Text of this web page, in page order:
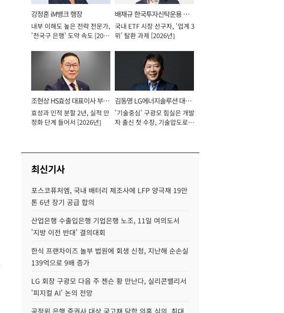
강정훈 iM뱅크 행장
내부 이해도 높은 전략 전문가,
'전국구 은행' 도약 속도 [2026
배재규 한국투자신탁운용 대
표이사 사장
국내 ETF 시장 선구자, '업계 3
위' 탈환 과제 [2026년]
조현상 HS효성 대표이사 부회
장
효성과 인적 분할 2년, 실적 안
정화 단계 들어서 [2026년]
김동명 LG에너지솔루션 대표
이사 사장
'기술중심' 구광모 힘실은 개발
자 출신 첫 수장, 기술압도로
최신기사
포스코퓨처엠, 국내 배터리 제조사에 LFP 양극재 19만
톤 6년 장기 공급 합의
산업은행 수출입은행 기업은행 노조, 11일 여의도서
'지방 이전 반대' 결의대회
한식 프랜차이즈 놀부 법원에 회생 신청, 지난해 순손실
139억으로 9배 증가
LG 회장 구광모 다음 주 젠슨 황 만난다, 실리콘밸리서
'피지컬 AI' 논의 전망
공정위 은행 증권사 대상 국고채 담합 의혹 심의, 최대